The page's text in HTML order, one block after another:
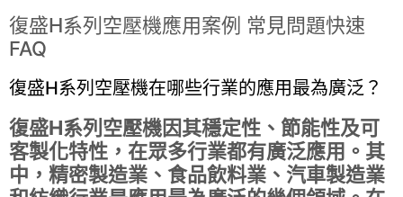
復盛H系列空壓機應用案例 常見問題快速
FAQ
復盛H系列空壓機在哪些行業的應用最為廣泛？
復盛H系列空壓機因其穩定性、節能性及可
客製化特性，在眾多行業都有廣泛應用。其
中，精密製造業、食品飲料業、汽車製造業